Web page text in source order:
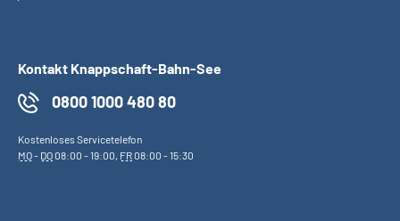
Kontakt Knappschaft-Bahn-See
0800 1000 480 80
Kostenloses Servicetelefon
MO- DO08:00 - 19:00, FR08:00 - 15:30